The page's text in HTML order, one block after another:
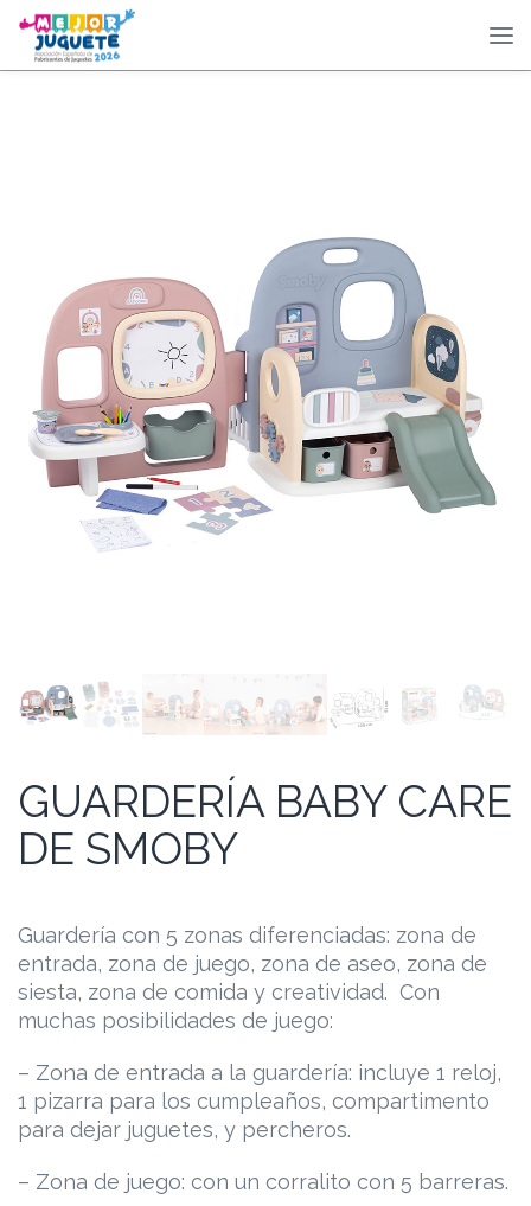
GUARDERÍA BABY CARE
DE SMOBY
Guardería con 5 zonas diferenciadas: zona de
entrada, zona de juego, zona de aseo, zona de
siesta, zona de comida y creatividad. Con
muchas posibilidades de juego:
– Zona de entrada a la guardería: incluye 1 reloj,
1 pizarra para los cumpleaños, compartimento
para dejar juguetes, y percheros.
– Zona de juego: con un corralito con 5 barreras.